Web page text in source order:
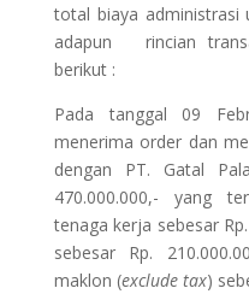
total biaya administrasi
adapun rincian
berikut :
Pada tanggal 09
menerima order dan
dengan PT. Gatal
470.000.000,- yang
tenaga kerja sebesar
sebesar Rp.
maklon (exclude tax)